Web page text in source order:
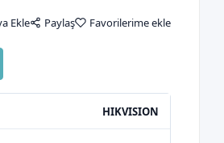
HIKVISION
Ekle Paylaş Favorilerime ekle